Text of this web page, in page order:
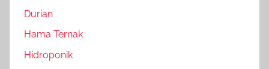
Durian
Hama Ternak
Hidroponik